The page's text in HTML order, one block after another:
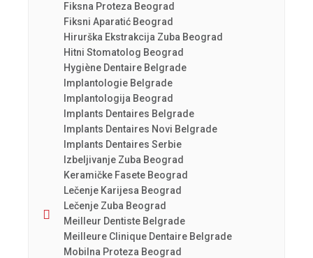
Fiksna Proteza Beograd
Fiksni Aparatić Beograd
Hirurška Ekstrakcija Zuba Beograd
Hitni Stomatolog Beograd
Hygiène Dentaire Belgrade
Implantologie Belgrade
Implantologija Beograd
Implants Dentaires Belgrade
Implants Dentaires Novi Belgrade
Implants Dentaires Serbie
Izbeljivanje Zuba Beograd
Keramičke Fasete Beograd
Lečenje Karijesa Beograd
Lečenje Zuba Beograd
Meilleur Dentiste Belgrade
Meilleure Clinique Dentaire Belgrade
Mobilna Proteza Beograd